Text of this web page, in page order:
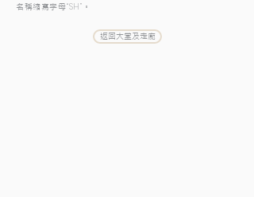
名稱縮寫字母“SH” 。
返回大堂及走廊